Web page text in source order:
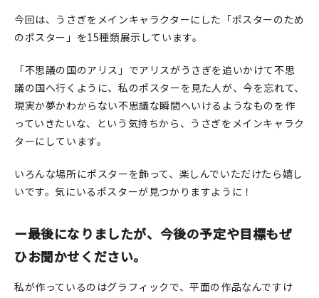
今回は、うさぎをメインキャラクターにした「ポスターのため
のポスター」を15種類展示しています。
「不思議の国のアリス」でアリスがうさぎを追いかけて不思
議の国へ行くように、私のポスターを見た人が、今を忘れて、
現実か夢かわからない不思議な瞬間へいけるようなものを作
っていきたいな、という気持ちから、うさぎをメインキャラク
ターにしています。
いろんな場所にポスターを飾って、楽しんでいただけたら嬉し
いです。気にいるポスターが見つかりますように！
ー最後になりましたが、今後の予定や目標もぜ
ひお聞かせください。
私が作っているのはグラフィックで、平面の作品なんですけ